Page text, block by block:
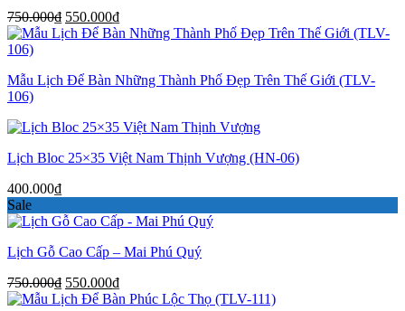
750.000₫ Giá
gốc
550.000₫Giá
hiện
550.000₫.
Mẫu Lịch Để Bàn Những Thành Phố Đẹp Trên Thế Giới (TLV-
106)
Lịch Bloc 25×35 Việt Nam Thịnh Vượng (HN-06)
400.000₫
Sale
Lịch Gỗ Cao Cấp – Mai Phú Quý
750.000₫ Giá
gốc
550.000₫Giá
hiện